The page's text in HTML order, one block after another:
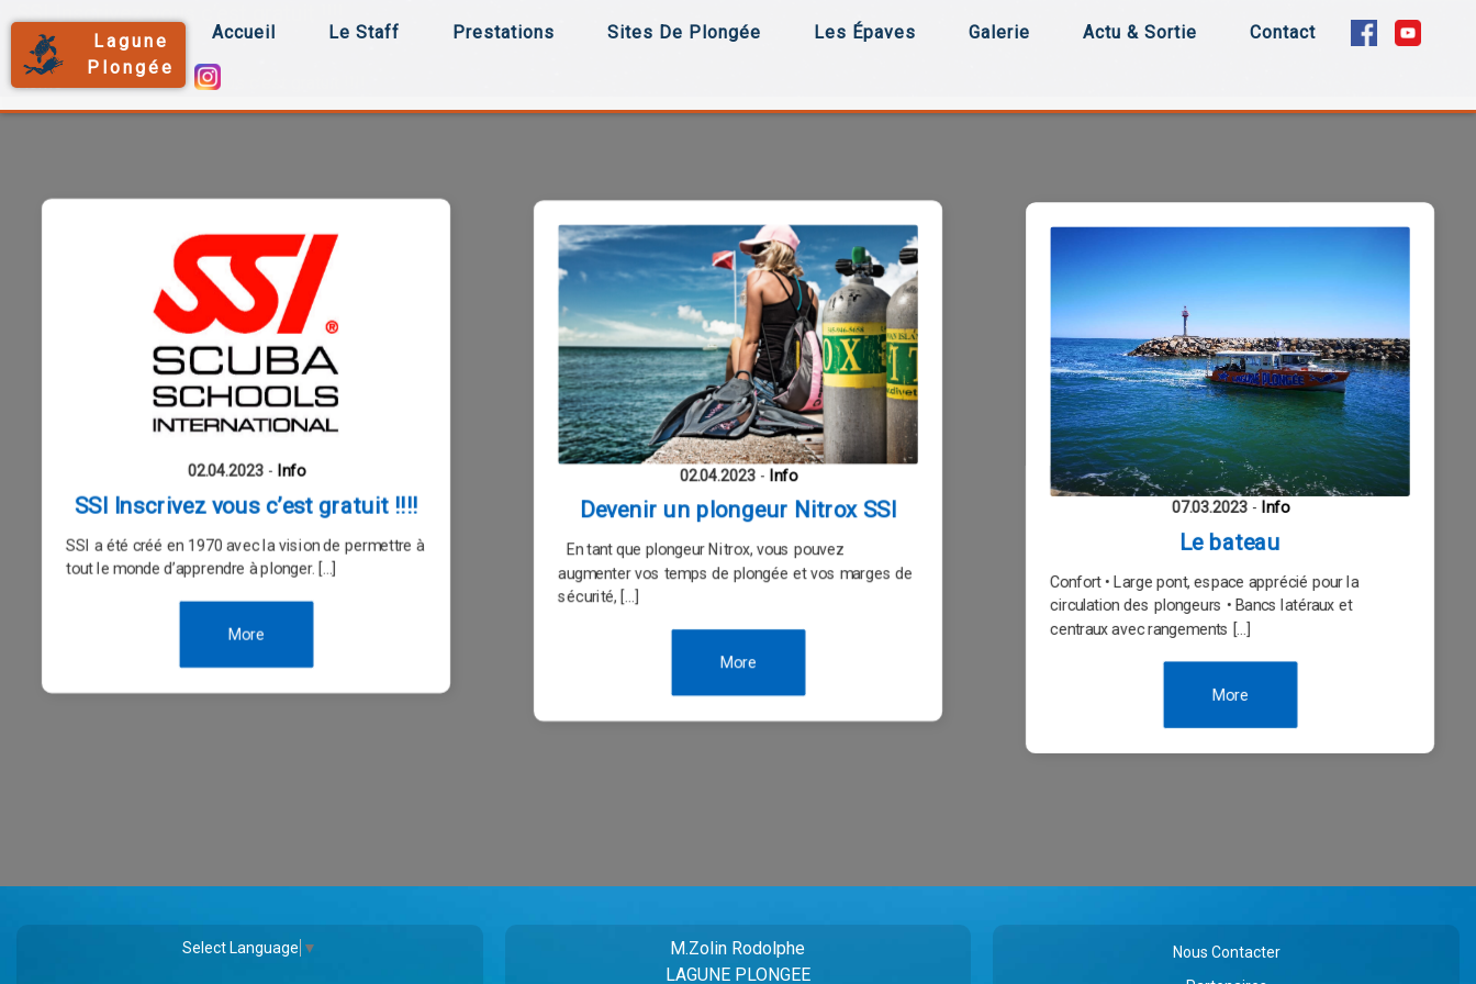
Lagune
Plongée
Accueil Le Staff Prestations Sites De Plongée Les Épaves Galerie Actu & Sortie Contact
SSI Inscrivez vous c’est gratuit !!!!
Home SSI Inscrivez vous c’est gratuit !!!!
02.04.2023 - Info
SSI Inscrivez vous c’est gratuit !!!!
SSI a été créé en 1970 avec la vision de permettre à
tout le monde d’apprendre à plonger. […]
More
02.04.2023 - Info
Devenir un plongeur Nitrox SSI
En tant que plongeur Nitrox, vous pouvez
augmenter vos temps de plongée et vos marges de
sécurité, […]
More
07.03.2023 - Info
Le bateau
Confort • Large pont, espace apprécié pour la
circulation des plongeurs • Bancs latéraux et
centraux avec rangements […]
More
Select Language ▼
M.Zolin Rodolphe
LAGUNE PLONGEE
Nous Contacter